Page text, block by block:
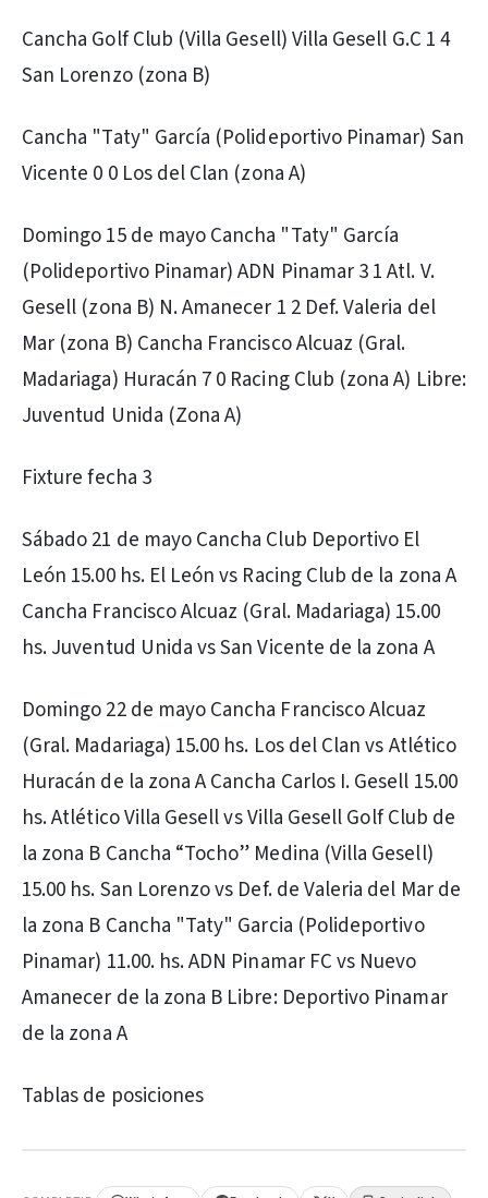
Cancha Golf Club (Villa Gesell) Villa Gesell G.C 1 4
San Lorenzo (zona B)
Cancha "Taty" García (Polideportivo Pinamar) San
Vicente 0 0 Los del Clan (zona A)
Domingo 15 de mayo Cancha "Taty" García
(Polideportivo Pinamar) ADN Pinamar 3 1 Atl. V.
Gesell (zona B) N. Amanecer 1 2 Def. Valeria del
Mar (zona B) Cancha Francisco Alcuaz (Gral.
Madariaga) Huracán 7 0 Racing Club (zona A) Libre:
Juventud Unida (Zona A)
Fixture fecha 3
Sábado 21 de mayo Cancha Club Deportivo El
León 15.00 hs. El León vs Racing Club de la zona A
Cancha Francisco Alcuaz (Gral. Madariaga) 15.00
hs. Juventud Unida vs San Vicente de la zona A
Domingo 22 de mayo Cancha Francisco Alcuaz
(Gral. Madariaga) 15.00 hs. Los del Clan vs Atlético
Huracán de la zona A Cancha Carlos I. Gesell 15.00
hs. Atlético Villa Gesell vs Villa Gesell Golf Club de
la zona B Cancha “Tocho” Medina (Villa Gesell)
15.00 hs. San Lorenzo vs Def. de Valeria del Mar de
la zona B Cancha "Taty" Garcia (Polideportivo
Pinamar) 11.00. hs. ADN Pinamar FC vs Nuevo
Amanecer de la zona B Libre: Deportivo Pinamar
de la zona A
Tablas de posiciones